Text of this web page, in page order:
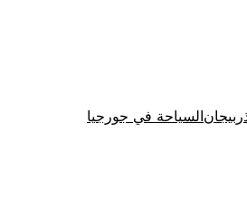
السياحة في جورجيا